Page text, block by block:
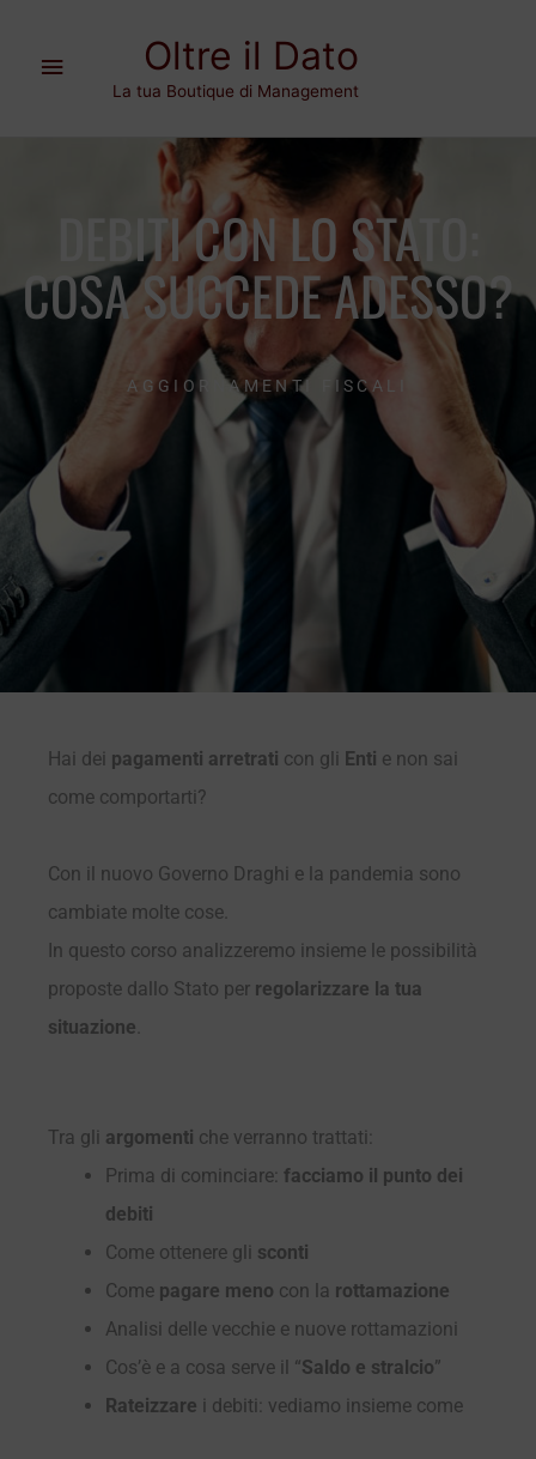
contenuto
Oltre il Dato
La tua Boutique di Management
principale
DEBITI CON LO STATO:
COSA SUCCEDE ADESSO?
AGGIORNAMENTI FISCALI
Hai dei pagamenti arretrati con gli Enti e non sai
come comportarti?
Con il nuovo Governo Draghi e la pandemia sono
cambiate molte cose.
In questo corso analizzeremo insieme le possibilità
proposte dallo Stato per regolarizzare la tua
situazione
Tra gli argomenti che verranno trattati:
Prima di cominciare: facciamo il punto dei
debiti
Come ottenere gli sconti
Come pagare meno con la rottamazione
Analisi delle vecchie e nuove rottamazioni
Cos’è e a cosa serve il “Saldo e stralcio”
Rateizzare i debiti: vediamo insieme come